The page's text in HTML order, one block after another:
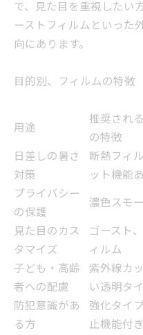
で、見た目を重視したい
ーストフィルムといった
向にあります。
目的別、フィルムの特徴
用途
推奨され
の特徴
日差しの暑さ
対策
断熱フィ
ット機能
プライバシー
の保護
濃色スモ
見た目のカス
タマイズ
ゴースト
ィルム
子ども・高齢
者への配慮
紫外線カ
い透明タ
防犯意識があ
る方
強化タイ
止機能付き